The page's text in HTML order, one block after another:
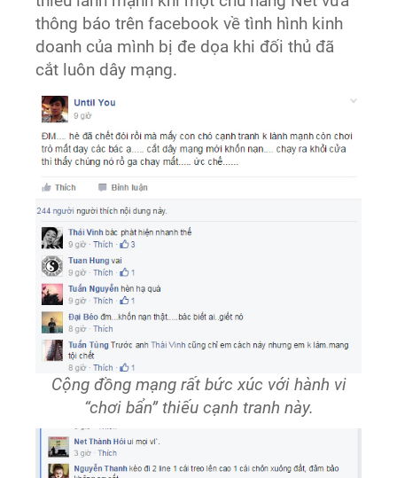
thông báo trên facebook về tình hình kinh
doanh của mình bị đe dọa khi đối thủ đã
cắt luôn dây mạng.
Cộng đồng mạng rất bức xúc với hành vi
“chơi bẩn” thiếu cạnh tranh này.